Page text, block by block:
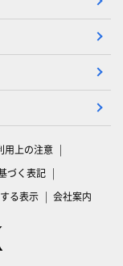
用上の注意
づく表記
る表示 会社案内